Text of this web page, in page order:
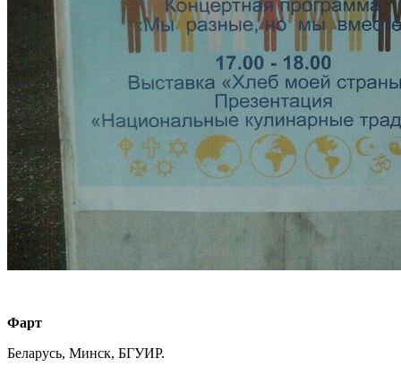
Фарт
Беларусь, Минск, БГУИР.